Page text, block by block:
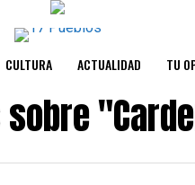
CULTURA ACTUALIDAD TU